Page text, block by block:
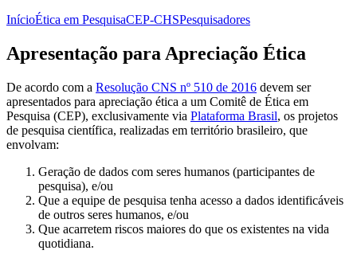
InícioÉtica em PesquisaCEP-CHSPesquisadores
Apresentação para Apreciação Ética
De acordo com a Resolução CNS nº 510 de 2016 devem ser
apresentados para apreciação ética a um Comitê de Ética em
Pesquisa (CEP), exclusivamente via Plataforma Brasil, os projetos
de pesquisa científica, realizadas em território brasileiro, que
envolvam:
Geração de dados com seres humanos (participantes de
pesquisa), e/ou
Que a equipe de pesquisa tenha acesso a dados identificáveis
de outros seres humanos, e/ou
Que acarretem riscos maiores do que os existentes na vida
quotidiana.